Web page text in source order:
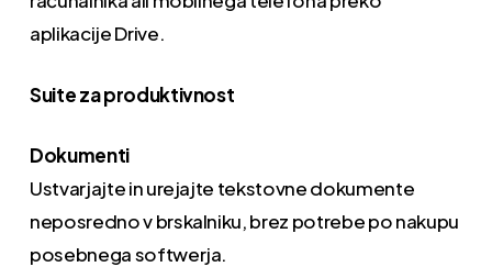
aplikacije Drive.
Suite za produktivnost
Dokumenti
Ustvarjajte in urejajte tekstovne dokumente
neposredno v brskalniku, brez potrebe po nakupu
posebnega softwerja.